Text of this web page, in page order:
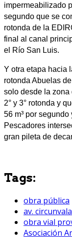
impermeabilizado
segundo que se
rotonda de la
final al canal
el Río San Luis.
Y otra etapa hacia
rotonda Abuelas
solo desde la zona
2° y 3° rotonda y
56 m³ por
Pescadores
gran pileta de
Tags:
obra pública
av.
obra vial
Asociación